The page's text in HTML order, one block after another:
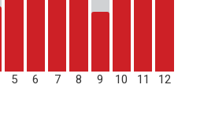
5 6 7 8 9 10 11 12